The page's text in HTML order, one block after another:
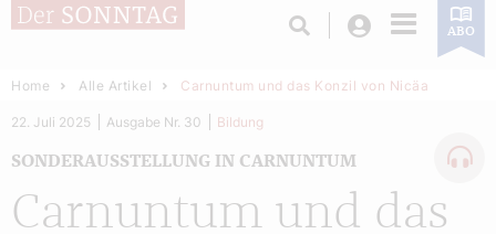
Login ABO
Home Alle Artikel Carnuntum und das Konzil von Nicäa
Carnuntum und das
SONDERAUSSTELLUNG IN CARNUNTUM
22. Juli 2025 Ausgabe Nr. 30 Bildung